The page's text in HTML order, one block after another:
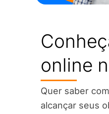
online
Quer saber
alcançar seus